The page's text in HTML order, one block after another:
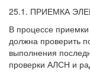
25.1. ПРИЕМКА
В процессе
должна проверить
выполнения
проверки АЛСН и